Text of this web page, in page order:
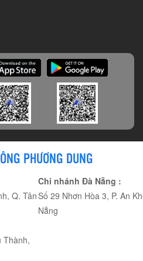
PHƯƠNG DUNG
Q. Tân
Chi nhánh Đà Nẵng :
Số 29 Nhơn Hòa 3, P. An
Nẵng
Thành,